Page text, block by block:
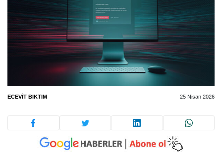
ECEVIT BIKTIM 25 Nisan 2026